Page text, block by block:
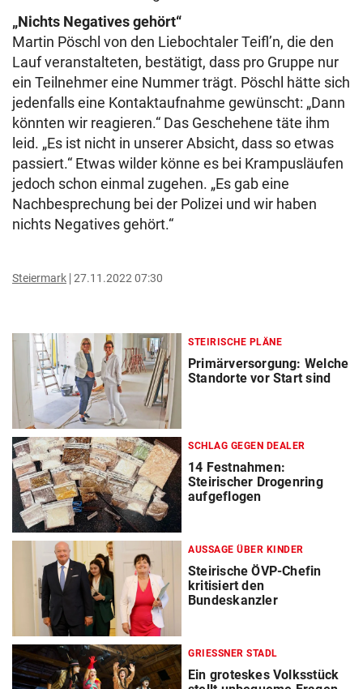
„Nichts Negatives gehört“
Martin Pöschl von den Liebochtaler Teifl’n, die den
Lauf veranstalteten, bestätigt, dass pro Gruppe nur
ein Teilnehmer eine Nummer trägt. Pöschl hätte sich
jedenfalls eine Kontaktaufnahme gewünscht: „Dann
könnten wir reagieren.“ Das Geschehene täte ihm
leid. „Es ist nicht in unserer Absicht, dass so etwas
passiert.“ Etwas wilder könne es bei Krampusläufen
jedoch schon einmal zugehen. „Es gab eine
Nachbesprechung bei der Polizei und wir haben
nichts Negatives gehört.“
Steiermark 27.11.2022 07:30
STEIRISCHE PLÄNE
Primärversorgung: Welche
Standorte vor Start sind
SCHLAG GEGEN DEALER
14 Festnahmen:
Steirischer Drogenring
aufgeflogen
AUSSAGE ÜBER KINDER
Steirische ÖVP-Chefin
kritisiert den
Bundeskanzler
GRIESSNER STADL
Ein groteskes Volksstück